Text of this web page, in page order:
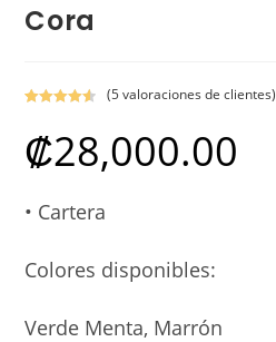
Cora
con4.60de
5 en base
s de
(5valoraciones de clientes)
₡28,000.00
• Cartera
Colores disponibles:
Verde Menta, Marrón